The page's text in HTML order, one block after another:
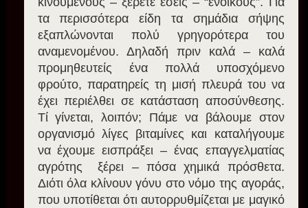
τα περισσότερα είδη τα σημάδια σήψης
εξαπλώνονται πολύ γρηγορότερα του
αναμενομένου. Δηλαδή πριν καλά – καλά
προμηθευτείς ένα πολλά υποσχόμενο
φρούτο, παρατηρείς τη μισή πλευρά του να
έχει περιέλθει σε κατάσταση αποσύνθεσης.
Τί γίνεται, λοιπόν; Πάμε να βάλουμε στον
οργανισμό λίγες βιταμίνες και καταλήγουμε
να έχουμε εισπράξει – ένας επαγγελματίας
αγρότης ξέρει – πόσα χημικά πρόσθετα.
Διότι όλα κλίνουν γόνυ στο νόμο της αγοράς,
που υποτίθεται ότι αυτορρυθμίζεται με μαγικό